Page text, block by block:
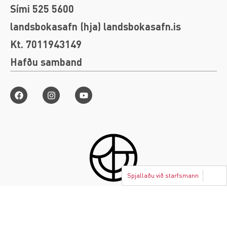
Spjallaðu við starfsmann
Sími 525 5600
landsbokasafn (hja) landsbokasafn.is
Kt. 7011943149
Hafðu samband